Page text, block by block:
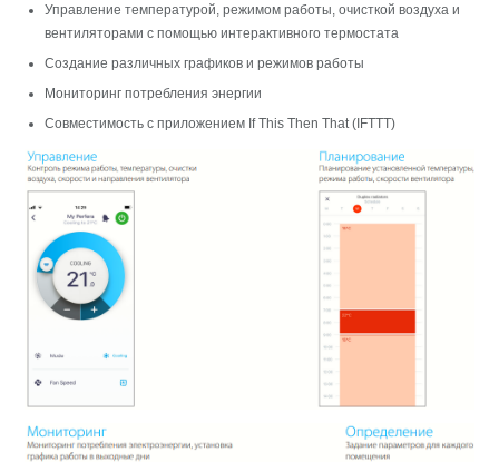
Управление температурой, режимом работы, очисткой воздуха и
вентиляторами с помощью интерактивного термостата
Создание различных графиков и режимов работы
Мониторинг потребления энергии
Совместимость с приложением If This Then That (IFTTT)